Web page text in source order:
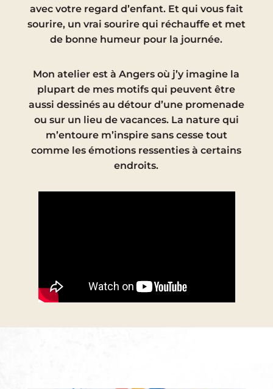
avec votre regard d’enfant. Et qui vous fait
sourire, un vrai sourire qui réchauffe et met
de bonne humeur pour la journée.
Mon atelier est à Angers où j’y imagine la
plupart de mes motifs qui peuvent être
aussi dessinés au détour d’une promenade
ou sur un lieu de vacances. La nature qui
m’entoure m’inspire sans cesse tout
comme les émotions ressenties à certains
endroits.